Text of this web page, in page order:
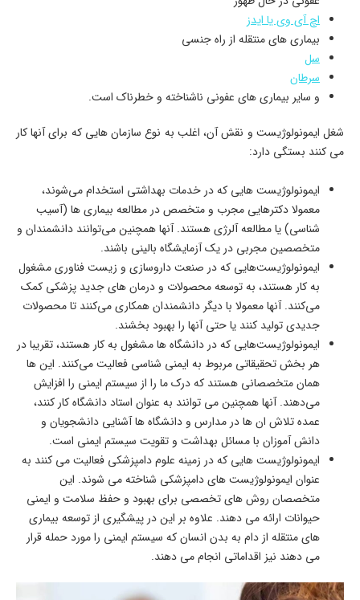
اچ آی وی یا ایدز
بیماری های منتقله از راه جنسی
سل
سرطان
و سایر بیماری های عفونی ناشناخته و خطرناک است.
شغل ایمونولوژیست و نقش آن، اغلب به نوع سازمان هایی که برای آنها کار
می کنند بستگی دارد:
ایمونولوژیست هایی که در خدمات بهداشتی استخدام می‌شوند،
معمولا دکترهایی مجرب و متخصص در مطالعه بیماری ها (آسیب
شناسی) یا مطالعه آلرژی هستند. آنها همچنین می‌توانند دانشمندان و
متخصصین مجربی در یک آزمایشگاه بالینی باشند.
ایمونولوژیست‌هایی که در صنعت داروسازی و زیست فناوری مشغول
به کار هستند، به توسعه محصولات و درمان های جدید پزشکی کمک
می‌کنند. آنها معمولا با دیگر دانشمندان همکاری می‌کنند تا محصولات
جدیدی تولید کنند یا حتی آنها را بهبود بخشند.
ایمونولوژیست‌هایی که در دانشگاه ها مشغول به کار هستند، تقریبا در
هر بخش تحقیقاتی مربوط به ایمنی شناسی فعالیت می‌کنند. این ها
همان متخصصانی هستند که درک ما را از سیستم ایمنی را افزایش
می‌دهند. آنها همچنین می توانند به عنوان استاد دانشگاه کار کنند،
عمده تلاش ان ها در مدارس و دانشگاه ها آشنایی دانشجویان و
دانش آموزان با مسائل بهداشت و تقویت سیستم ایمنی است.
ایمونولوژیست هایی که در زمینه علوم دامپزشکی فعالیت می کنند به
عنوان ایمونولوژیست های دامپزشکی شناخته می شوند. این
متخصصان روش های تخصصی برای بهبود و حفظ سلامت و ایمنی
حیوانات ارائه می دهند. علاوه بر این در پیشگیری از توسعه بیماری
های منتقله از دام به بدن انسان که سیستم ایمنی را مورد حمله قرار
می دهند نیز اقداماتی انجام می دهند.